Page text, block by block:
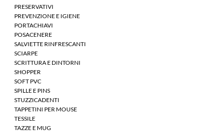
PRESERVATIVI
PREVENZIONE E IGIENE
PORTACHIAVI
POSACENERE
SALVIETTE RINFRESCANTI
SCIARPE
SCRITTURA E DINTORNI
SHOPPER
SOFT PVC
SPILLE E PINS
STUZZICADENTI
TAPPETINI PER MOUSE
TESSILE
TAZZE E MUG